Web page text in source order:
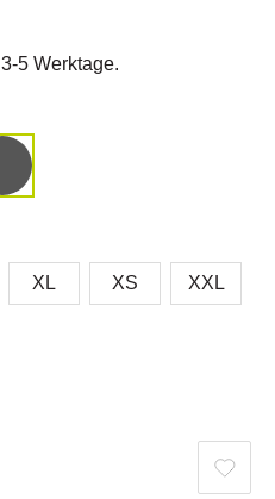
5 Werktage.
XL XS XXL